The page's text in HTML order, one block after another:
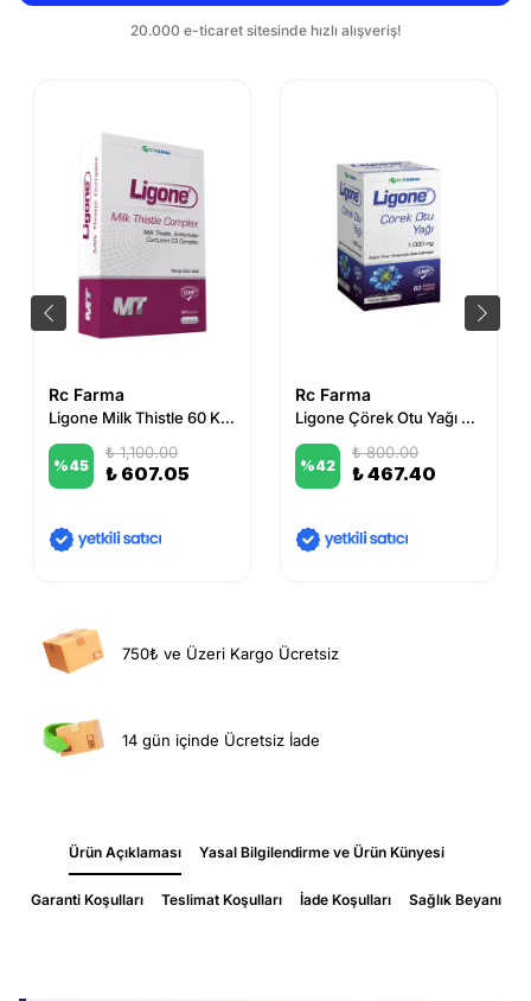
Rc Farma
Ligone Milk Thistle 60 Kapsül
%45
₺ 1,100.00
₺ 607.05
Rc Farma
Ligone Çörek Otu Yağı 60 Kapsül
%42
₺ 800.00
₺ 467.40
750₺ ve Üzeri Kargo Ücretsiz
14 gün içinde Ücretsiz İade
Ürün Açıklaması Yasal Bilgilendirme ve Ürün Künyesi
Garanti Koşulları Teslimat Koşulları İade Koşulları Sağlık Beyanı